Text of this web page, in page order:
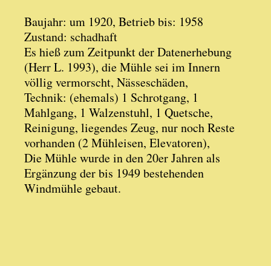
Baujahr: um 1920, Betrieb bis: 1958
Zustand: schadhaft
Es hieß zum Zeitpunkt der Datenerhebung
(Herr L. 1993), die Mühle sei im Innern
völlig vermorscht, Nässeschäden,
Technik: (ehemals) 1 Schrotgang, 1
Mahlgang, 1 Walzenstuhl, 1 Quetsche,
Reinigung, liegendes Zeug, nur noch Reste
vorhanden (2 Mühleisen, Elevatoren),
Die Mühle wurde in den 20er Jahren als
Ergänzung der bis 1949 bestehenden
Windmühle gebaut.